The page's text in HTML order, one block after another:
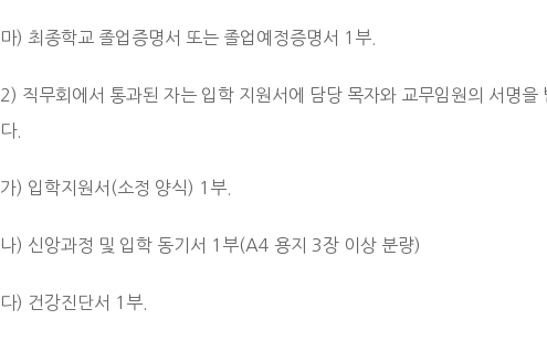
마) 최종학교 졸업증명서 또는 졸업예정증명서 1부.
2) 직무회에서 통과된 자는 입학 지원서에 담당 목자와 교무임원의 서명
다.
가) 입학지원서(소정 양식) 1부.
나) 신앙과정 및 입학 동기서 1부(A4 용지 3장 이상 분량)
다) 건강진단서 1부.